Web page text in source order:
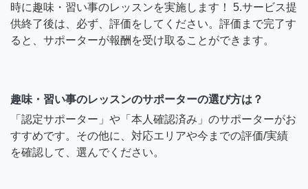
時に趣味・習い事のレッスンを実施します！ 5.サービス提
供終了後は、必ず、評価をしてください。評価まで完了す
ると、サポーターが報酬を受け取ることができます。
趣味・習い事のレッスンのサポーターの選び方は？
「認定サポーター」や「本人確認済み」のサポーターがお
すすめです。その他に、対応エリアや今までの評価/実績
を確認して、選んでください。